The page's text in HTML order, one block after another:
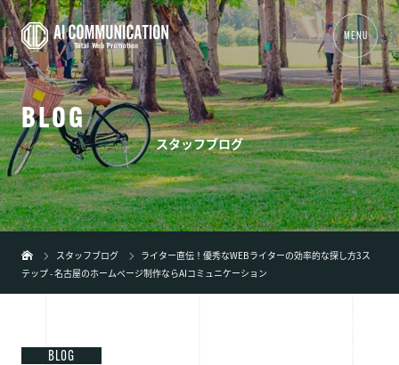
MENU
01 TOP
02事業内容+
03 制作実績
05 新着情報
弊社の特徴
BLOG
スタッフブログ
スタッフブログ
ライター直伝！優秀なWEBライターの効率的な探し方3ス
テップ - 名古屋のホームページ制作ならAIコミュニケーション
BLOG